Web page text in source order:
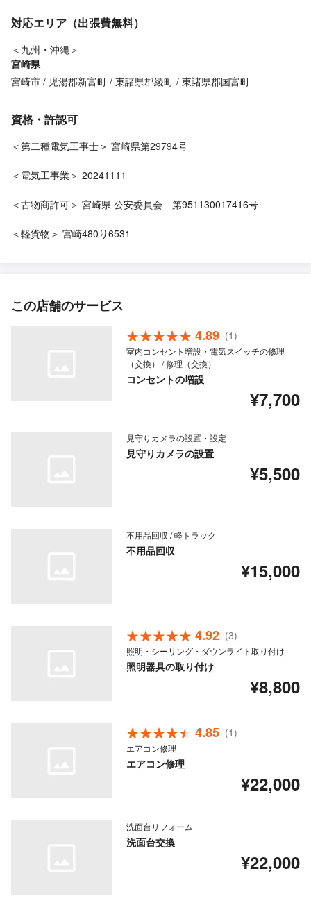
対応エリア（出張費無料）
＜九州・沖縄＞
宮崎県
宮崎市
児湯郡新富町 東諸県郡綾町 東諸県郡国富町
資格・許認可
＜第二種電気工事士＞ 宮崎県第29794号
＜電気工事業＞ 20241111
＜古物商許可＞ 宮崎県 公安委員会 第951130017416号
＜軽貨物＞ 宮崎480り6531
この店舗のサービス
4.89 (1)
室内コンセント増設・電気スイッチの修理
（交換） / 修理（交換）
コンセントの増設
¥7,700
見守りカメラの設置・設定
見守りカメラの設置
¥5,500
不用品回収 / 軽トラック
不用品回収
¥15,000
4.92 (3)
照明・シーリング・ダウンライト取り付け
照明器具の取り付け
¥8,800
4.85 (1)
エアコン修理
エアコン修理
¥22,000
洗面台リフォーム
洗面台交換
¥22,000